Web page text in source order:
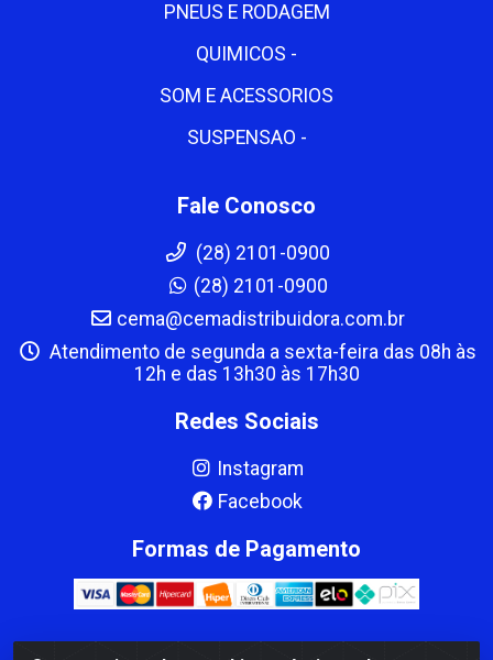
PNEUS E RODAGEM
QUIMICOS -
SOM E ACESSORIOS
SUSPENSAO -
Fale Conosco
(28) 2101-0900
(28) 2101-0900
cema@cemadistribuidora.com.br
Atendimento de segunda a sexta-feira das 08h às
12h e das 13h30 às 17h30
Redes Sociais
Instagram
Facebook
Formas de Pagamento